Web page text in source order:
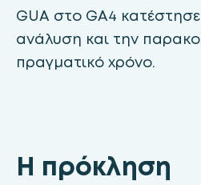
GUA στο GA4 κατέστησε
ανάλυση και την
πραγματικό χρόνο.
Η πρόκληση